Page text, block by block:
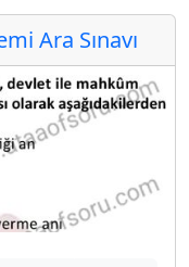
Ara Sınavı